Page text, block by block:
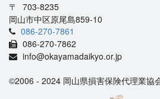
703-8235
岡山市中区原尾島859-10
086-270-7861
086-270-7862
info@okayamadaikyo.or.jp
©2006 - 2024 岡山県損害保険代理業協